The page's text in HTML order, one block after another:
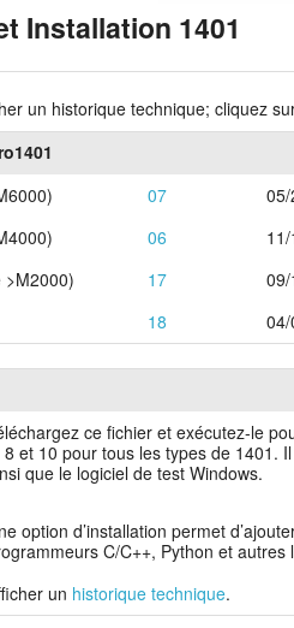
Installation 1401
un historique technique; cliquez
07
05/
06
>M2000) 17
18 04/
ce fichier et exécutez-le
8 et 10 pour tous les types de 1401.
que le logiciel de test Windows.
option d’installation permet
C/C++, Python et
un historique technique.